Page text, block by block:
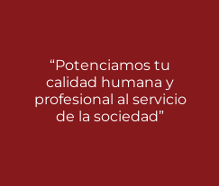
“Potenciamos tu
calidad humana y
profesional al servicio
de la sociedad”